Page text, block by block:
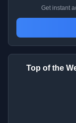
Get instant
Top of the